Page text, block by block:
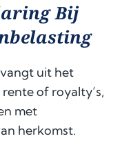
Bij
uit het
of royalty’s,
met
herkomst.